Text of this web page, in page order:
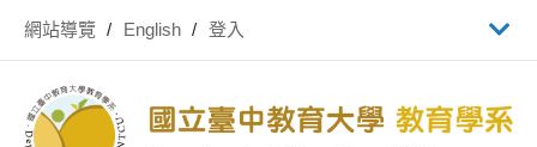
網站導覽 English 登入